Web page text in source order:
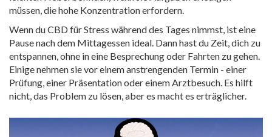
müssen, die hohe Konzentration erfordern.
Wenn du CBD für Stress während des Tages nimmst, ist eine
Pause nach dem Mittagessen ideal. Dann hast du Zeit, dich zu
entspannen, ohne in eine Besprechung oder Fahrten zu gehen.
Einige nehmen sie vor einem anstrengenden Termin - einer
Prüfung, einer Präsentation oder einem Arztbesuch. Es hilft
nicht, das Problem zu lösen, aber es macht es erträglicher.